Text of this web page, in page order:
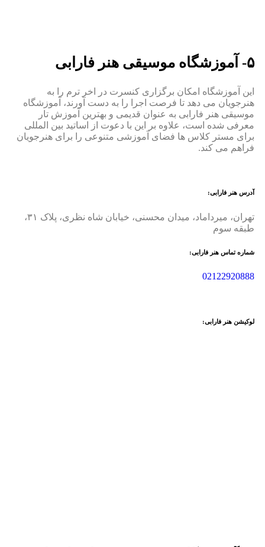
۵- آموزشگاه موسیقی هنر فارابی
این آموزشگاه امکان برگزاری کنسرت در اخر ترم را به
هنرجویان می دهد تا فرصت اجرا را به دست آورند، آموزشگاه
موسیقی هنر فارابی به عنوان قدیمی و بهترین آموزش تار
معرفی شده است، علاوه بر این با دعوت از اساتید بین المللی
برای مستر کلاس ها فضای آموزشی متنوعی را برای هنرجویان
فراهم می کند.
آدرس هنر فارابی:
تهران، میرداماد، میدان محسنی، خیابان شاه نظری، پلاک ۳۱،
طبقه سوم
شماره تماس هنر فارابی:
02122920888
لوکیشن هنر فارابی: